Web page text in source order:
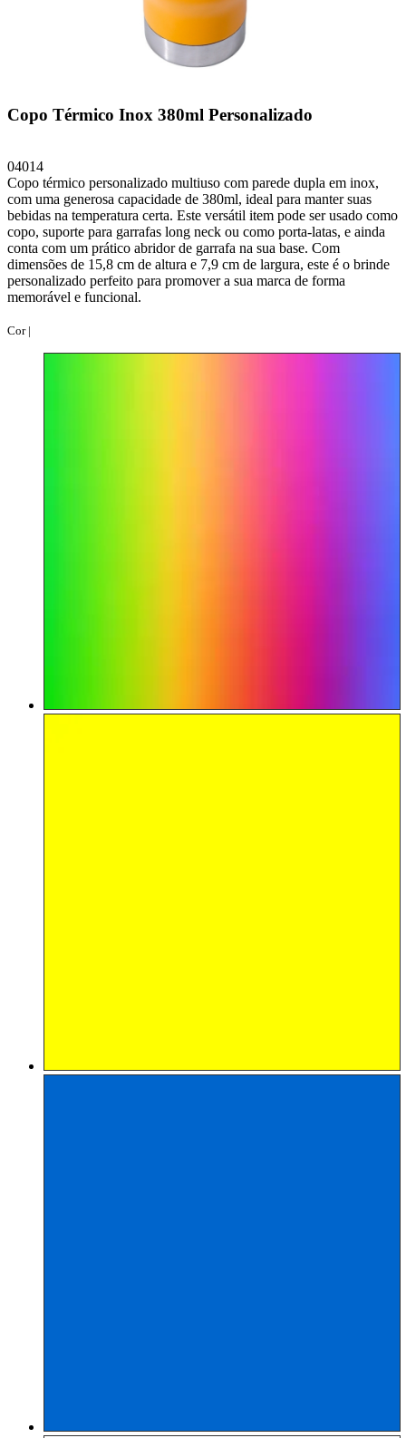
Copo Térmico Inox 380ml Personalizado
04014
Copo térmico personalizado multiuso com parede dupla em inox,
com uma generosa capacidade de 380ml, ideal para manter suas
bebidas na temperatura certa. Este versátil item pode ser usado como
copo, suporte para garrafas long neck ou como porta-latas, e ainda
conta com um prático abridor de garrafa na sua base. Com
dimensões de 15,8 cm de altura e 7,9 cm de largura, este é o brinde
personalizado perfeito para promover a sua marca de forma
memorável e funcional.
Cor |